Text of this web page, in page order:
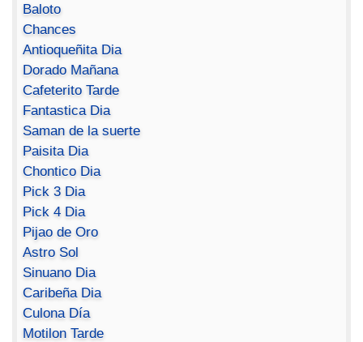
Baloto
Chances
Antioqueñita Dia
Dorado Mañana
Cafeterito Tarde
Fantastica Dia
Saman de la suerte
Paisita Dia
Chontico Dia
Pick 3 Dia
Pick 4 Dia
Pijao de Oro
Astro Sol
Sinuano Dia
Caribeña Dia
Culona Día
Motilon Tarde